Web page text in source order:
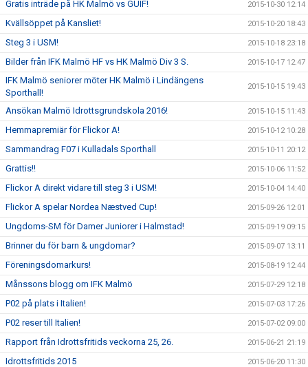
Gratis inträde på HK Malmö vs GUIF! 2015-10-30 12:14
Kvällsöppet på Kansliet! 2015-10-20 18:43
Steg 3 i USM! 2015-10-18 23:18
Bilder från IFK Malmö HF vs HK Malmö Div 3 S. 2015-10-17 12:47
IFK Malmö seniorer möter HK Malmö i Lindängens
Sporthall!
2015-10-15 19:43
Ansökan Malmö Idrottsgrundskola 2016! 2015-10-15 11:43
Hemmapremiär för Flickor A! 2015-10-12 10:28
Sammandrag F07 i Kulladals Sporthall 2015-10-11 20:12
Grattis!! 2015-10-06 11:52
Flickor A direkt vidare till steg 3 i USM! 2015-10-04 14:40
Flickor A spelar Nordea Næstved Cup! 2015-09-26 12:01
Ungdoms-SM för Damer Juniorer i Halmstad! 2015-09-19 09:15
Brinner du för barn & ungdomar? 2015-09-07 13:11
Föreningsdomarkurs! 2015-08-19 12:44
Månssons blogg om IFK Malmö 2015-07-29 12:18
P02 på plats i Italien! 2015-07-03 17:26
P02 reser till Italien! 2015-07-02 09:00
Rapport från Idrottsfritids veckorna 25, 26. 2015-06-21 21:19
Idrottsfritids 2015 2015-06-20 11:30